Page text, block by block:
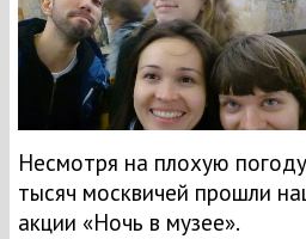
Несмотря на плохую
тысяч москвичей прошли
акции «Ночь в музее».